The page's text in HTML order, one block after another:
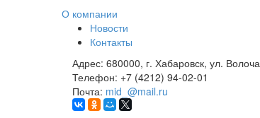
О компании
Новости
Контакты
Адрес: 680000, г. Хабаровск, ул.
Телефон: +7 (4212) 94-02-01
Почта: mid_@mail.ru